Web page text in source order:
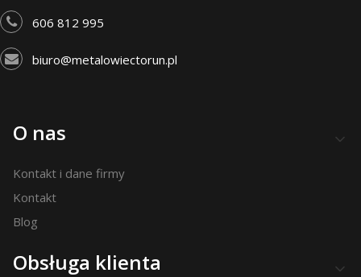
606 812 995
biuro@metalowiectorun.pl
Linki w stopce
O nas
Kontakt i dane firmy
Kontakt
Blog
Obsługa klienta